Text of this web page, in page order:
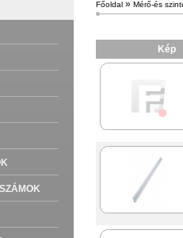
Főoldal » Mérő-és
Kép